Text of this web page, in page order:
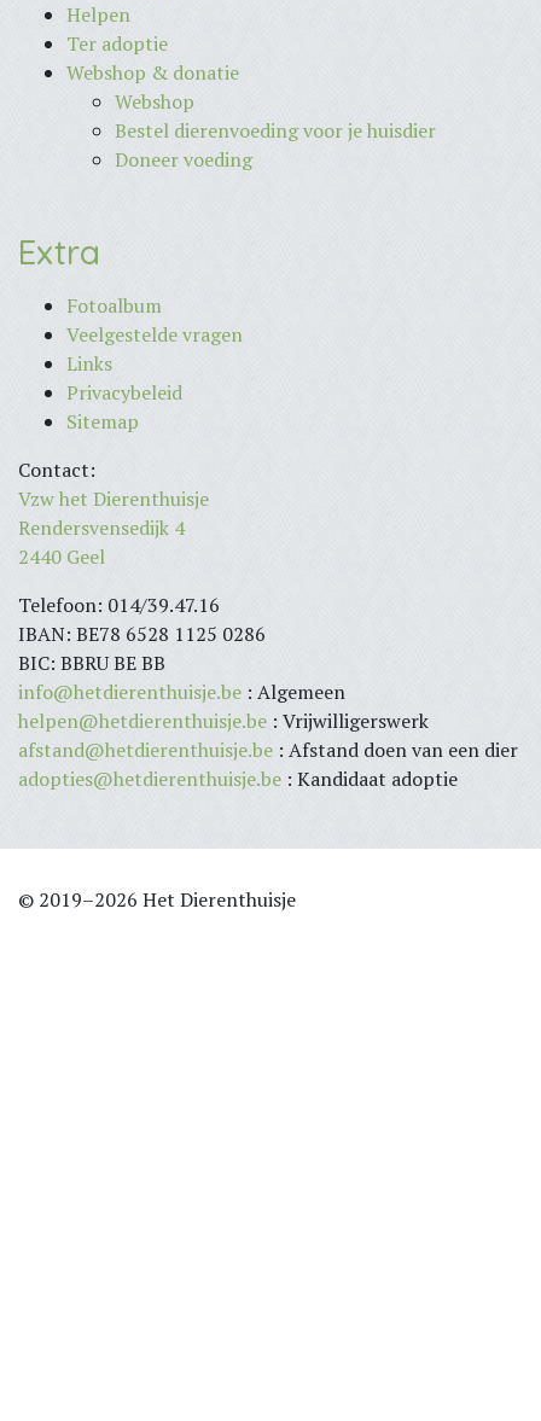
Helpen
Ter adoptie
Webshop & donatie
Webshop
Bestel dierenvoeding voor je huisdier
Doneer voeding
Extra
Fotoalbum
Veelgestelde vragen
Links
Privacybeleid
Sitemap
Contact:
Vzw het Dierenthuisje
Rendersvensedijk 4
2440 Geel
Telefoon: 014/39.47.16
IBAN: BE78 6528 1125 0286
BIC: BBRU BE BB
info@hetdierenthuisje.be : Algemeen
helpen@hetdierenthuisje.be : Vrijwilligerswerk
afstand@hetdierenthuisje.be : Afstand doen van een dier
adopties@hetdierenthuisje.be : Kandidaat adoptie
© 2019–2026 Het Dierenthuisje